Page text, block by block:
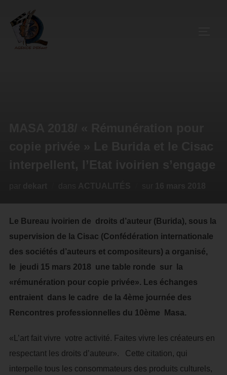
Le Bureau ivoirien de droits d’auteur (Burida), sous la
supervision de la Cisac (Confédération internationale
des sociétés d’auteurs et compositeurs) a organisé,
le jeudi 15 mars 2018 une table ronde sur la
«rémunération pour copie privée». Les échanges
entraient dans le cadre de la 4ème journée des
Rencontres professionnelles du 10ème Masa.
«L’art fait vivre votre activité. Faites vivre les créateurs en
respectant les droits d’auteur». Cette citation, qui
interpelle tous les consommateurs des produits culturels,